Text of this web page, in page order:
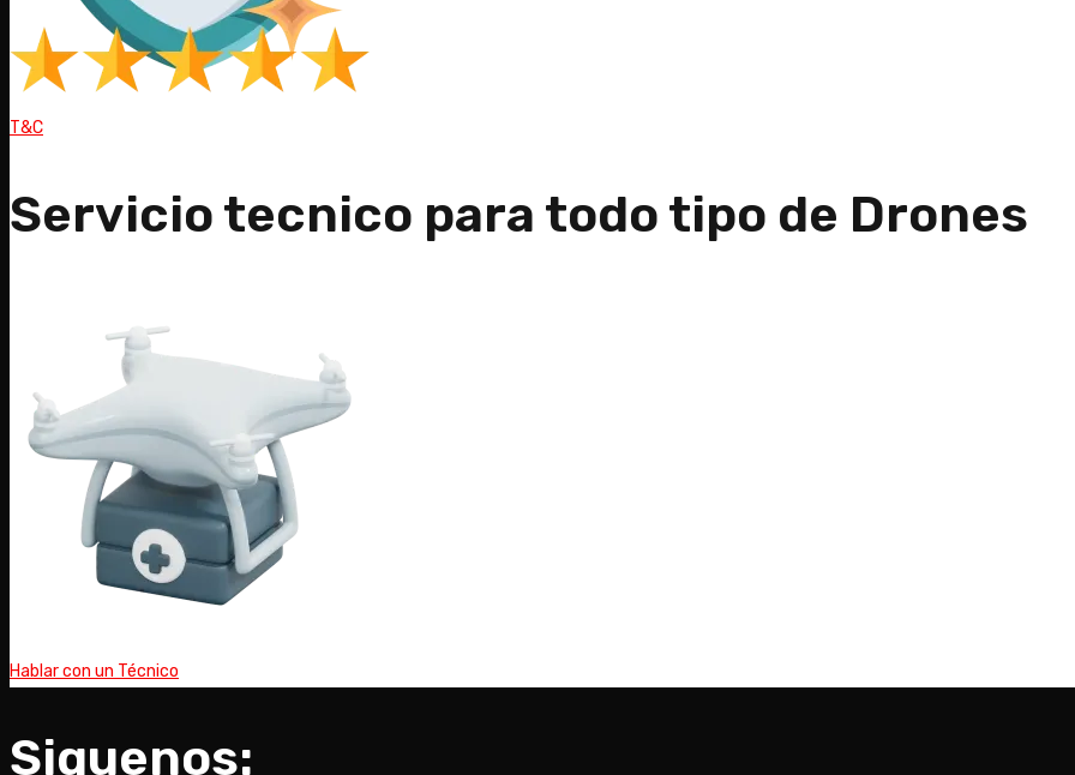
T&C
Servicio tecnico para todo tipo de Drones
Hablar con un Técnico
Siguenos: